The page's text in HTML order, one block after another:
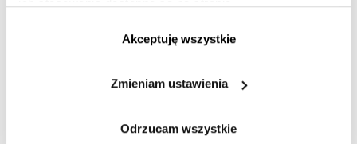
Akceptuję wszystkie
Zmieniam ustawienia
Odrzucam wszystkie
nagłej zmiany, wywołującej skokowy rozwój. Pierwszym
częściowym wymiarze w naturalny sposób spowodowało
że nawet po wzrostach sprzedaży online w ostatnich